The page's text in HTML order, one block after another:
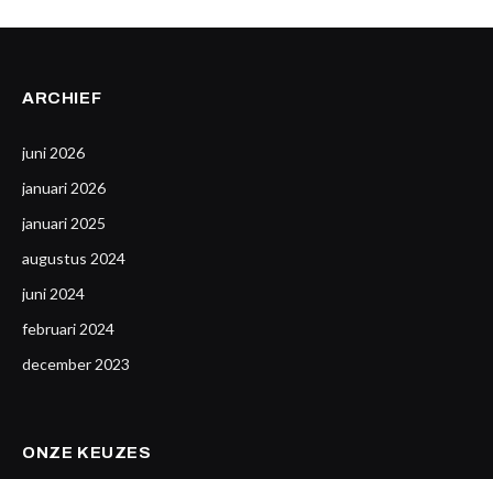
ARCHIEF
juni 2026
januari 2026
januari 2025
augustus 2024
juni 2024
februari 2024
december 2023
ONZE KEUZES